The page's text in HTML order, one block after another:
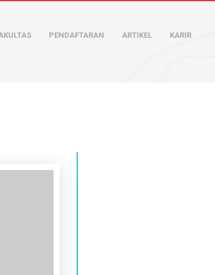
PENDAFTARAN ARTIKEL KARIR